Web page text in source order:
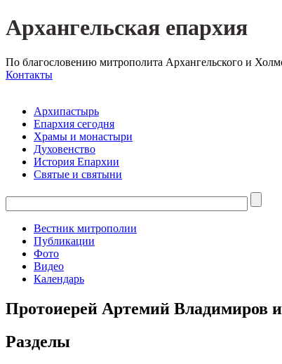
Архангельская епархия
По благословению митрополита Архангельского и
Контакты
Архипастырь
Епархия сегодня
Храмы и монастыри
Духовенство
История Епархии
Святые и святыни
Вестник митрополии
Публикации
Фото
Видео
Календарь
Протоиерей Артемий Владимиров
Разделы